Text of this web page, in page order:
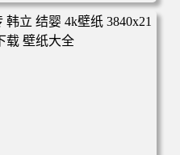
日休闲 夏日壁纸 治愈系 童
面 高清壁纸 壁纸下载 壁